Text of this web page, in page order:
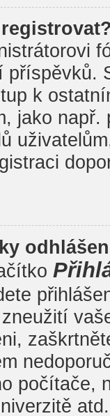
příspěvků.
k
jako např.
počítače,
atd.